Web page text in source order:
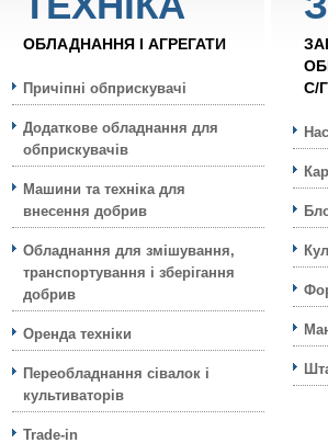
ОБЛАДНАННЯ І АГРЕГАТИ
Причіпні обприскувачі
Додаткове обладнання для
обприскувачів
Машини та техніка для
внесення добрив
Обладнання для змішування,
транспортування і зберігання
добрив
Оренда техніки
Переобладнання сівалок і
культиваторів
Trade-in
С/